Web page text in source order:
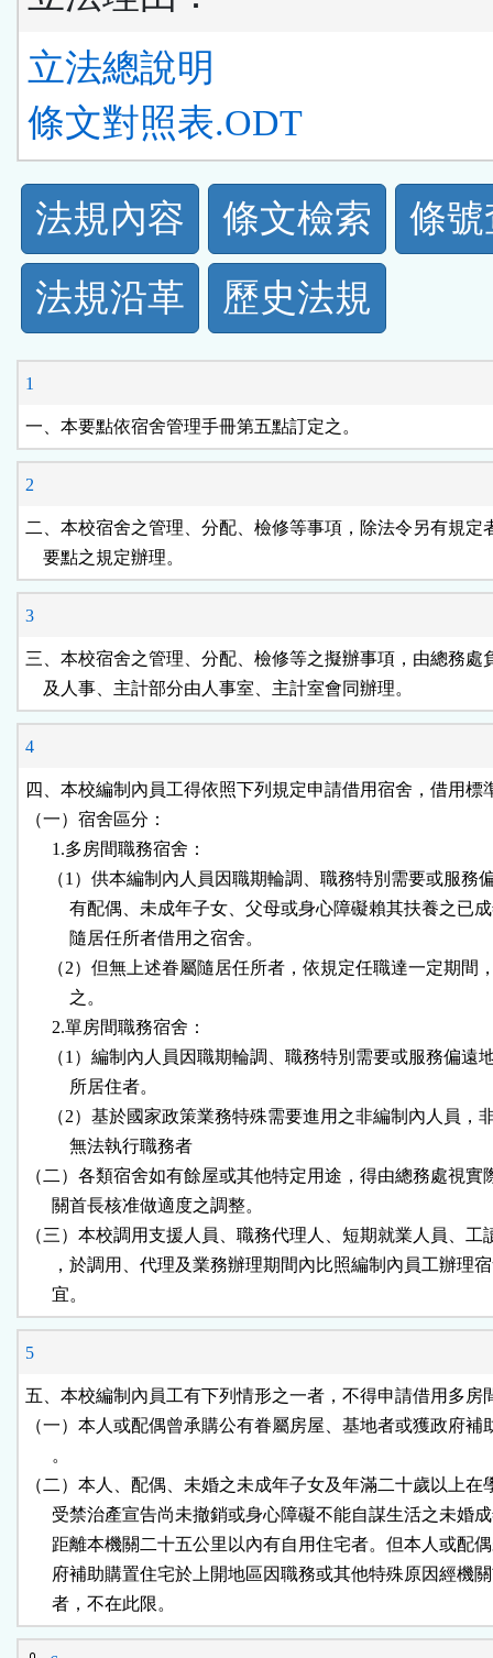
立法總說明
條文對照表.ODT
法
規
功
能
按
鈕
區
法規內容 條文檢索
條
法規沿革
歷史法規
1
一、本要點依宿舍管理手冊第五點訂定之。
2
二、本校宿舍之管理、分配、檢修等事項，除法令另有規定
    要點之規定辦理。
3
三、本校宿舍之管理、分配、檢修等之擬辦事項，由總務處
    及人事、主計部分由人事室、主計室會同辦理。
4
四、本校編制內員工得依照下列規定申請借用宿舍，借用標
（一）宿舍區分：
      1.多房間職務宿舍：
（1）供本編制內人員因職期輪調、職務特別需要或服務
有配偶、未成年子女、父母或身心障礙賴其扶養之已
          隨居任所者借用之宿舍。
（2）但無上述眷屬隨居任所者，依規定任職達一定期間
          之。
      2.單房間職務宿舍：
（1）編制內人員因職期輪調、職務特別需要或服務偏遠
          所居住者。
（2）基於國家政策業務特殊需要進用之非編制內人員，
          無法執行職務者
（二）各類宿舍如有餘屋或其他特定用途，得由總務處視實
      關首長核准做適度之調整。
（三）本校調用支援人員、職務代理人、短期就業人員、工
，於調用、代理及業務辦理期間內比照編制內員工辦理
      宜。
5
五、本校編制內員工有下列情形之一者，不得申請借用多房
（一）本人或配偶曾承購公有眷屬房屋、基地者或獲政府補
      。
（二）本人、配偶、未婚之未成年子女及年滿二十歲以上在
受禁治產宣告尚未撤銷或身心障礙不能自謀生活之未婚
距離本機關二十五公里以內有自用住宅者。但本人或配
府補助購置住宅於上開地區因職務或其他特殊原因經機
      者，不在此限。